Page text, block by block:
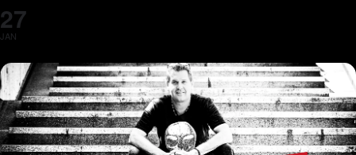
27
JAN